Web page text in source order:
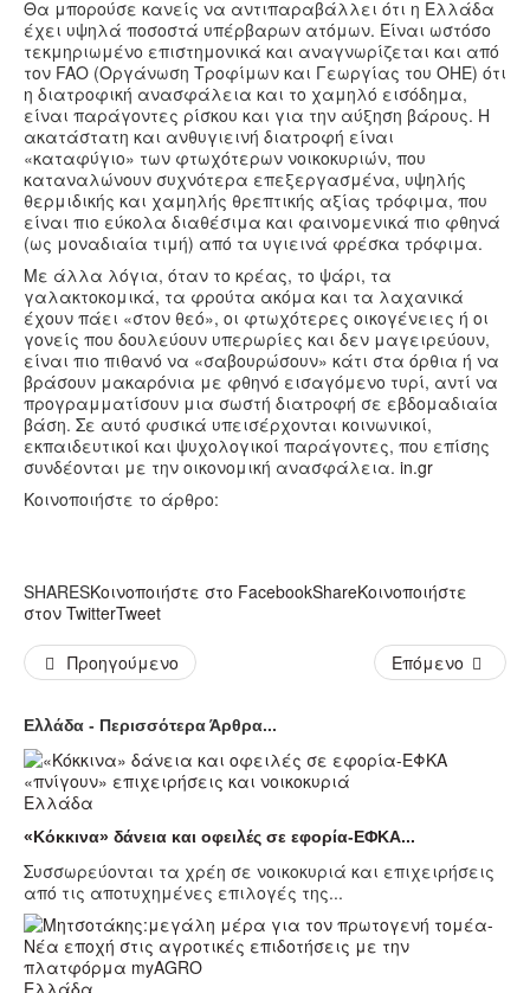
Θα μπορούσε κανείς να αντιπαραβάλλει ότι η Ελλάδα
έχει υψηλά ποσοστά υπέρβαρων ατόμων. Είναι ωστόσο
τεκμηριωμένο επιστημονικά και αναγνωρίζεται και από
τον FAO (Oργάνωση Τροφίμων και Γεωργίας του ΟΗΕ) ότι
η διατροφική ανασφάλεια και το χαμηλό εισόδημα,
είναι παράγοντες ρίσκου και για την αύξηση βάρους. Η
ακατάστατη και ανθυγιεινή διατροφή είναι
«καταφύγιο» των φτωχότερων νοικοκυριών, που
καταναλώνουν συχνότερα επεξεργασμένα, υψηλής
θερμιδικής και χαμηλής θρεπτικής αξίας τρόφιμα, που
είναι πιο εύκολα διαθέσιμα και φαινομενικά πιο φθηνά
(ως μοναδιαία τιμή) από τα υγιεινά φρέσκα τρόφιμα.
Με άλλα λόγια, όταν το κρέας, το ψάρι, τα
γαλακτοκομικά, τα φρούτα ακόμα και τα λαχανικά
έχουν πάει «στον θεό», οι φτωχότερες οικογένειες ή οι
γονείς που δουλεύουν υπερωρίες και δεν μαγειρεύουν,
είναι πιο πιθανό να «σαβουρώσουν» κάτι στα όρθια ή να
βράσουν μακαρόνια με φθηνό εισαγόμενο τυρί, αντί να
προγραμματίσουν μια σωστή διατροφή σε εβδομαδιαία
βάση. Σε αυτό φυσικά υπεισέρχονται κοινωνικοί,
εκπαιδευτικοί και ψυχολογικοί παράγοντες, που επίσης
συνδέονται με την οικονομική ανασφάλεια. in.gr
Κοινοποιήστε το άρθρο:
SHARESΚοινοποιήστε στο FacebookShareΚοινοποιήστε
στον TwitterTweet
Προηγούμενο Επόμενο
Ελλάδα - Περισσότερα Άρθρα...
Ελλάδα
«Κόκκινα» δάνεια και οφειλές σε εφορία-ΕΦΚΑ...
Συσσωρεύονται τα χρέη σε νοικοκυριά και επιχειρήσεις
από τις αποτυχημένες επιλογές της...